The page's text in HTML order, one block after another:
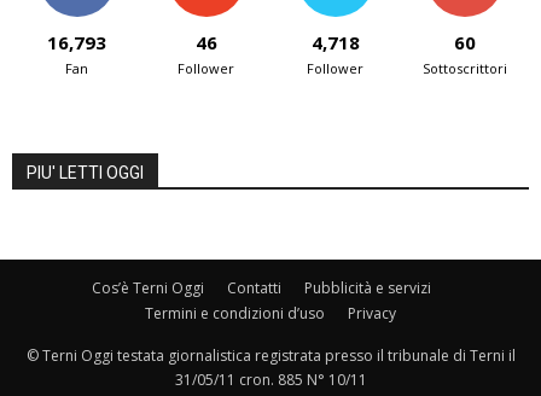
16,793
Fan
46
Follower
4,718
Follower
60
Sottoscrittori
PIU' LETTI OGGI
Cos’è Terni Oggi Contatti
Pubblicità e servizi
Termini e condizioni d’uso
Privacy
© Terni Oggi testata giornalistica registrata presso il tribunale di Terni il
31/05/11 cron. 885 N° 10/11